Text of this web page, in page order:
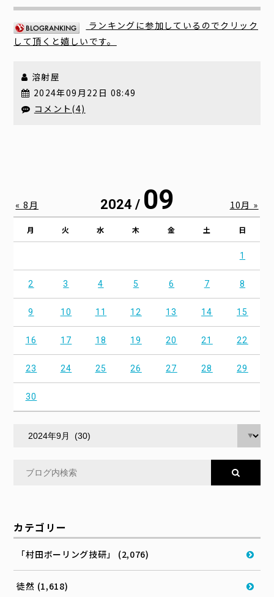
ランキングに参加しているのでクリック
して頂くと嬉しいです。
溶射屋
2024年09月22日 08:49
コメント(4)
2024 / 09
月 火 水 木 金 土 日
1
2 3 4 5 6 7 8
9 10 11 12 13 14 15
16 17 18 19 20 21 22
23 24 25 26 27 28 29
30
« 8月 10月 »
カテゴリー
「村田ボーリング技研」 (2,076)
徒然 (1,618)